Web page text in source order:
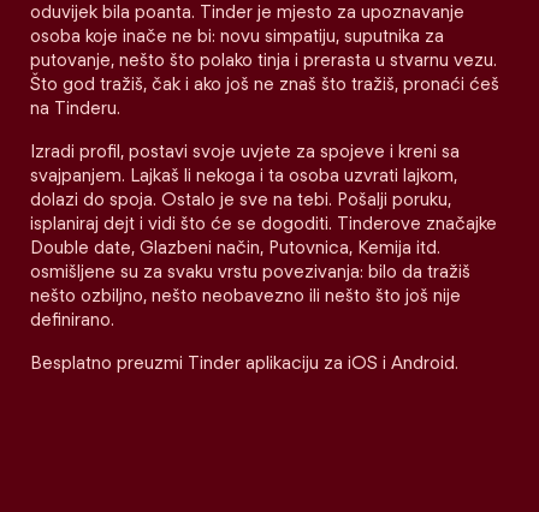
oduvijek bila poanta. Tinder je mjesto za upoznavanje
osoba koje inače ne bi: novu simpatiju, suputnika za
putovanje, nešto što polako tinja i prerasta u stvarnu vezu.
Što god tražiš, čak i ako još ne znaš što tražiš, pronaći ćeš
na Tinderu.
Izradi profil, postavi svoje uvjete za spojeve i kreni sa
svajpanjem. Lajkaš li nekoga i ta osoba uzvrati lajkom,
dolazi do spoja. Ostalo je sve na tebi. Pošalji poruku,
isplaniraj dejt i vidi što će se dogoditi. Tinderove značajke
Double date, Glazbeni način, Putovnica, Kemija itd.
osmišljene su za svaku vrstu povezivanja: bilo da tražiš
nešto ozbiljno, nešto neobavezno ili nešto što još nije
definirano.
Besplatno preuzmi Tinder aplikaciju za iOS i Android.